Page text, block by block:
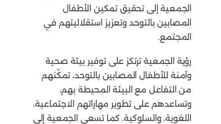
الجمعية إلى تحقيق تمكين الأطفال
المصابين بالتوحد وتعزيز استقلاليتهم في
المجتمع.
رؤية الجمعية ترتكز على توفير بيئة صحية
وآمنة للأطفال المصابين بالتوحد، تمكّنهم
من التفاعل مع البيئة المحيطة بهم،
وتساعدهم على تطوير مهاراتهم الاجتماعية،
اللغوية، والسلوكية. كما تسعى الجمعية إلى